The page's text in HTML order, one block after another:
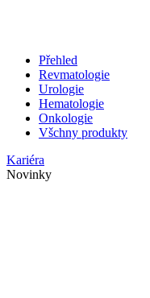
Přehled
Revmatologie
Urologie
Hematologie
Onkologie
Všchny produkty
Kariéra
Novinky